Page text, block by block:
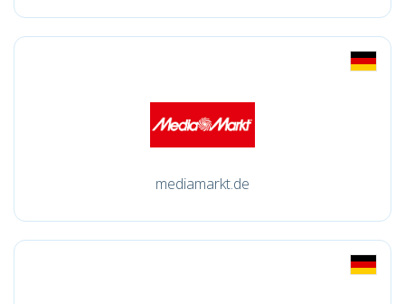
mediamarkt.de